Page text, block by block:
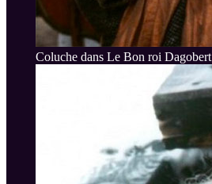
Coluche dans Le Bon roi Dagobert